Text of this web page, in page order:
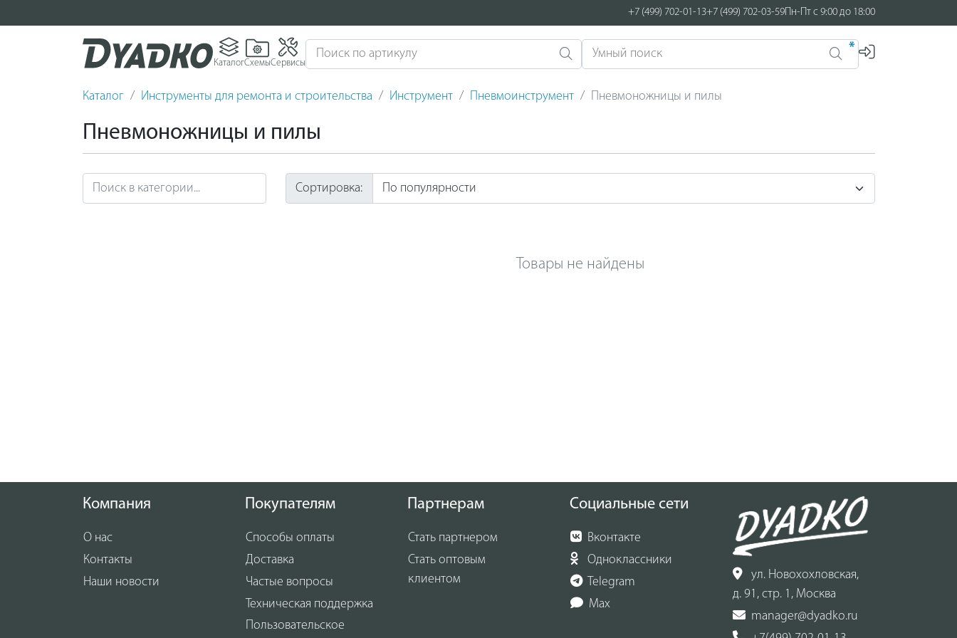
+7 (499) 702-01-13+7 (499) 702-03-59Пн-Пт с 9:00 до 18:00
КаталогСхемыСервисы
*
Каталог Инструменты для ремонта и строительства Инструмент Пневмоинструмент Пневмоножницы и пилы
Пневмоножницы и пилы
Сортировка:
Товары не найдены
Компания
О нас
Контакты
Наши новости
Покупателям
Способы оплаты
Доставка
Частые вопросы
Техническая поддержка
Пользовательское
Партнерам
Стать партнером
Стать оптовым
клиентом
Социальные сети
Вконтакте
Одноклассники
Telegram
Max
ул. Новохохловская,
д. 91, стр. 1, Москва
manager@dyadko.ru